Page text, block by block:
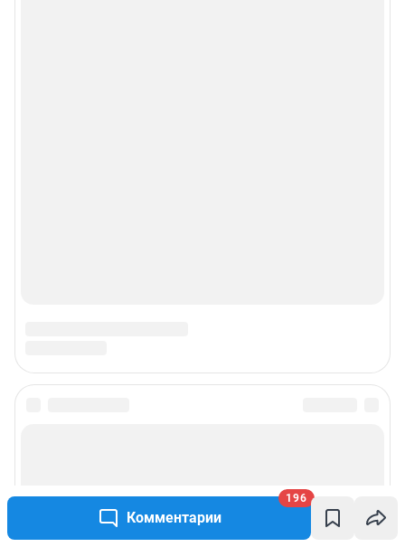
Комментарии
196